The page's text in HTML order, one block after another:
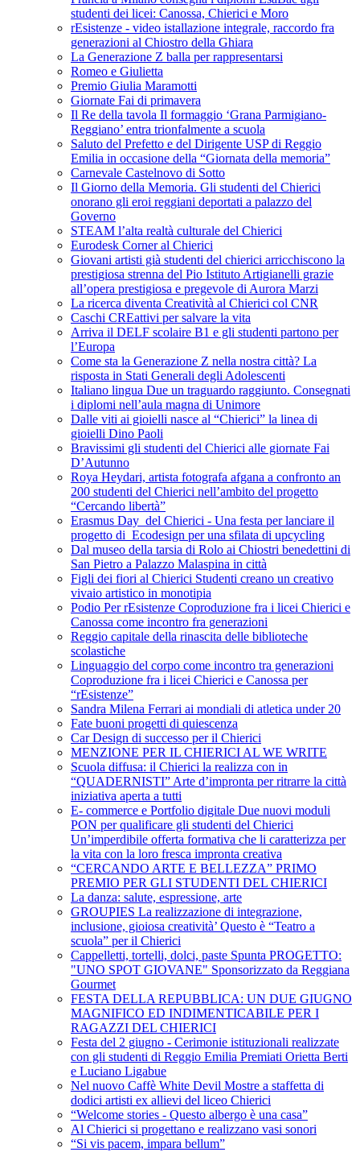
studenti dei licei: Canossa, Chierici e Moro
rEsistenze - video istallazione integrale, raccordo fra
generazioni al Chiostro della Ghiara
La Generazione Z balla per rappresentarsi
Romeo e Giulietta
Premio Giulia Maramotti
Giornate Fai di primavera
Il Re della tavola Il formaggio ‘Grana Parmigiano-
Reggiano’ entra trionfalmente a scuola
Saluto del Prefetto e del Dirigente USP di Reggio
Emilia in occasione della “Giornata della memoria”
Carnevale Castelnovo di Sotto
Il Giorno della Memoria. Gli studenti del Chierici
onorano gli eroi reggiani deportati a palazzo del
Governo
STEAM l’alta realtà culturale del Chierici
Eurodesk Corner al Chierici
Giovani artisti già studenti del chierici arricchiscono la
prestigiosa strenna del Pio Istituto Artigianelli grazie
all’opera prestigiosa e pregevole di Aurora Marzi
La ricerca diventa Creatività al Chierici col CNR
Caschi CREattivi per salvare la vita
Arriva il DELF scolaire B1 e gli studenti partono per
l’Europa
Come sta la Generazione Z nella nostra città? La
risposta in Stati Generali degli Adolescenti
Italiano lingua Due un traguardo raggiunto. Consegnati
i diplomi nell’aula magna di Unimore
Dalle viti ai gioielli nasce al “Chierici” la linea di
gioielli Dino Paoli
Bravissimi gli studenti del Chierici alle giornate Fai
D’Autunno
Roya Heydari, artista fotografa afgana a confronto an
200 studenti del Chierici nell’ambito del progetto
“Cercando libertà”
Erasmus Day del Chierici - Una festa per lanciare il
progetto di Ecodesign per una sfilata di upcycling
Dal museo della tarsia di Rolo ai Chiostri benedettini di
San Pietro a Palazzo Malaspina in città
Figli dei fiori al Chierici Studenti creano un creativo
vivaio artistico in monotipia
Podio Per rEsistenze Coproduzione fra i licei Chierici e
Canossa come incontro fra generazioni
Reggio capitale della rinascita delle biblioteche
scolastiche
Linguaggio del corpo come incontro tra generazioni
Coproduzione fra i licei Chierici e Canossa per
“rEsistenze”
Sandra Milena Ferrari ai mondiali di atletica under 20
Fate buoni progetti di quiescenza
Car Design di successo per il Chierici
MENZIONE PER IL CHIERICI AL WE WRITE
Scuola diffusa: il Chierici la realizza con in
“QUADERNISTI” Arte d’impronta per ritrarre la città
iniziativa aperta a tutti
E- commerce e Portfolio digitale Due nuovi moduli
PON per qualificare gli studenti del Chierici
Un’imperdibile offerta formativa che li caratterizza per
la vita con la loro fresca impronta creativa
“CERCANDO ARTE E BELLEZZA” PRIMO
PREMIO PER GLI STUDENTI DEL CHIERICI
La danza: salute, espressione, arte
GROUPIES La realizzazione di integrazione,
inclusione, gioiosa creatività’ Questo è “Teatro a
scuola” per il Chierici
Cappelletti, tortelli, dolci, paste Spunta PROGETTO:
"UNO SPOT GIOVANE" Sponsorizzato da Reggiana
Gourmet
FESTA DELLA REPUBBLICA: UN DUE GIUGNO
MAGNIFICO ED INDIMENTICABILE PER I
RAGAZZI DEL CHIERICI
Festa del 2 giugno - Cerimonie istituzionali realizzate
con gli studenti di Reggio Emilia Premiati Orietta Berti
e Luciano Ligabue
Nel nuovo Caffè White Devil Mostre a staffetta di
dodici artisti ex allievi del liceo Chierici
“Welcome stories - Questo albergo è una casa”
Al Chierici si progettano e realizzano vasi sonori
“Si vis pacem, impara bellum”